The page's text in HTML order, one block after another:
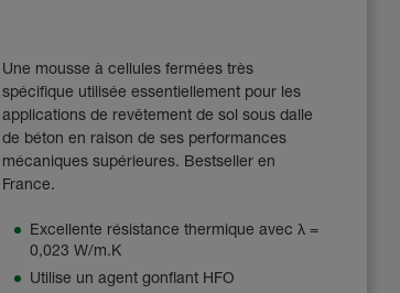
Une mousse à cellules fermées très
spécifique utilisée essentiellement pour les
applications de revêtement de sol sous dalle
de béton en raison de ses performances
mécaniques supérieures. Bestseller en
France.
Excellente résistance thermique avec λ =
0,023 W/m.K
Utilise un agent gonflant HFO